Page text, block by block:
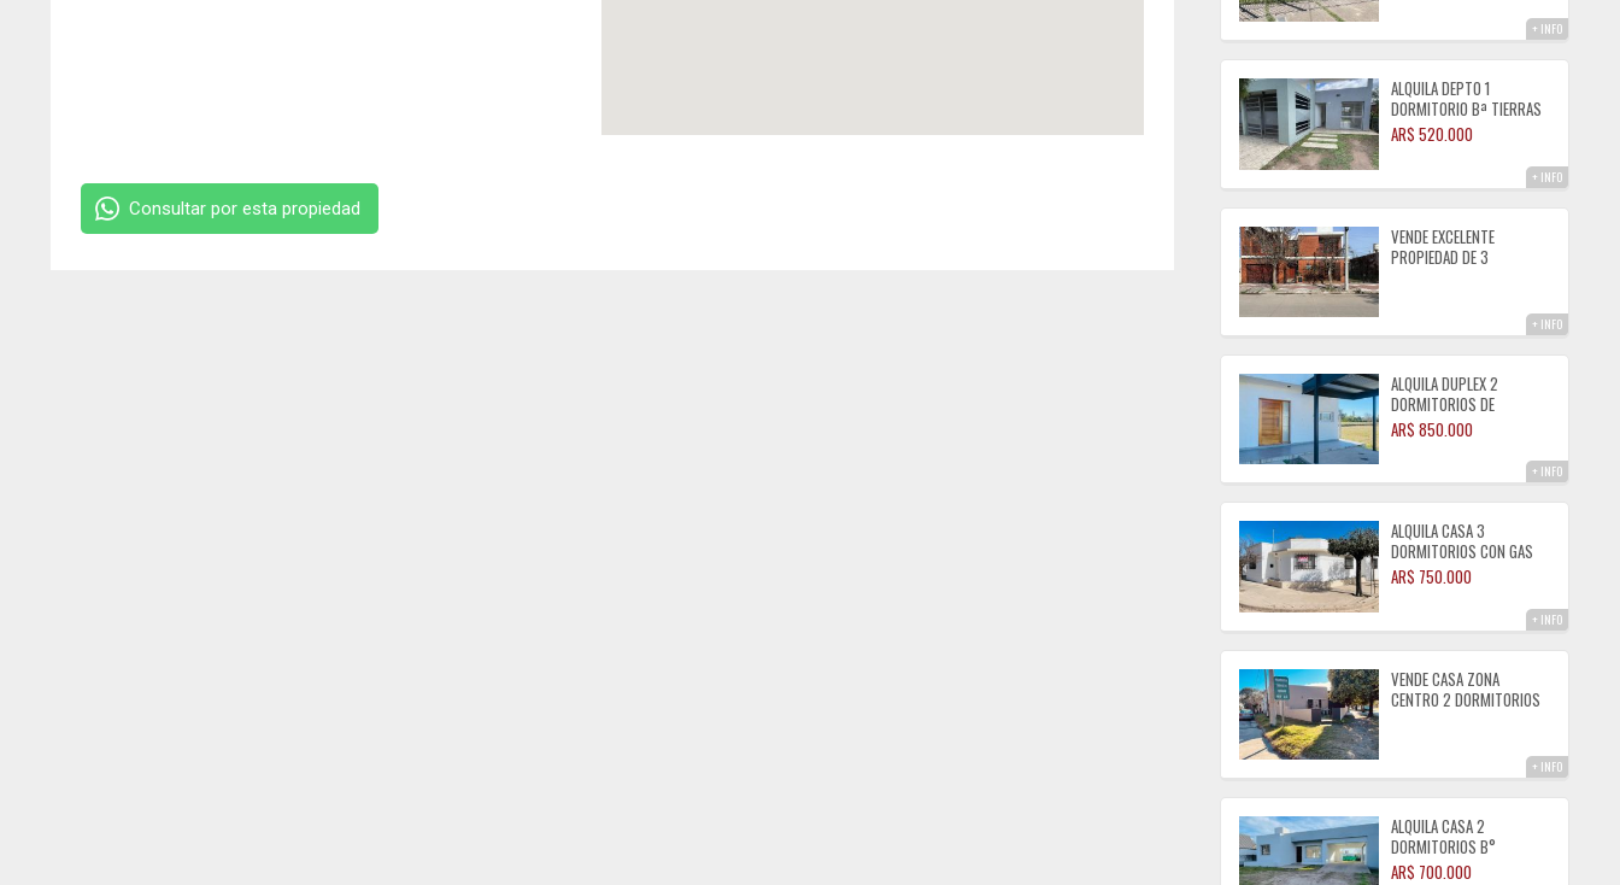
Consultar por esta propiedad
+ INFO
ALQUILA DEPTO 1
DORMITORIO Bª TIERRAS
DEL FUNDADOR
AR$ 520.000
+ INFO
VENDE EXCELENTE
PROPIEDAD DE 3
+ INFO
ALQUILA DUPLEX 2
DORMITORIOS DE
CATEGORIA B° TIERRAS
DEL ESTE ALMAFUERTE
AR$ 850.000
+ INFO
ALQUILA CASA 3
DORMITORIOS CON GAS
NATURAL ZONA CENTRO
AR$ 750.000
+ INFO
VENDE CASA ZONA
CENTRO 2 DORMITORIOS
+ INFO
ALQUILA CASA 2
DORMITORIOS B°
TIERRAS DEL FUNDADOR
AR$ 700.000